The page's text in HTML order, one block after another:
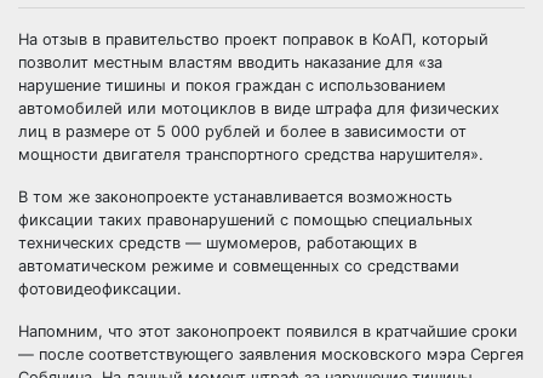
На отзыв в правительство проект поправок в КоАП, который
позволит местным властям вводить наказание для «за
нарушение тишины и покоя граждан с использованием
автомобилей или мотоциклов в виде штрафа для физических
лиц в размере от 5 000 рублей и более в зависимости от
мощности двигателя транспортного средства нарушителя».
В том же законопроекте устанавливается возможность
фиксации таких правонарушений с помощью специальных
технических средств — шумомеров, работающих в
автоматическом режиме и совмещенных со средствами
фотовидеофиксации.
Напомним, что этот законопроект появился в кратчайшие сроки
— после соответствующего заявления московского мэра Сергея